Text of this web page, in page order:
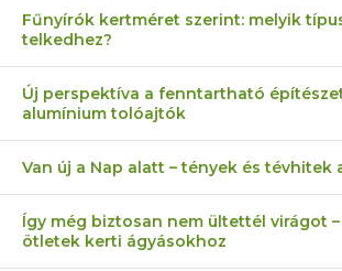
Fűnyírók kertméret szerint: melyik
telkedhez?
Új perspektíva a fenntartható
alumínium tolóajtók
Van új a Nap alatt – tények és tévhitek
Így még biztosan nem ültettél virágot
ötletek kerti ágyásokhoz